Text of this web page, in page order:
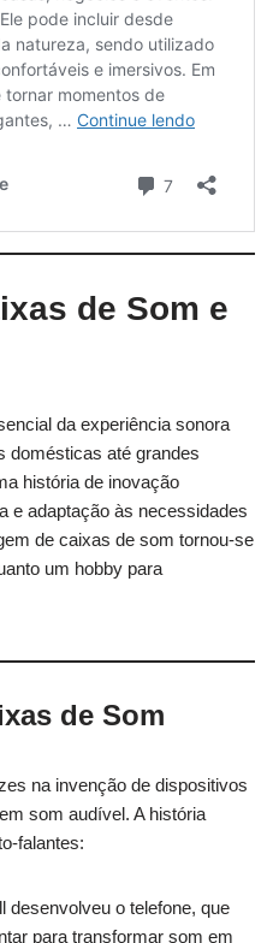
de Som e
da experiência sonora
domésticas até grandes
história de inovação
e adaptação às necessidades
de caixas de som tornou-se
um hobby para
de Som
na invenção de dispositivos
som audível. A história
falantes:
desenvolveu o telefone, que
para transformar som em